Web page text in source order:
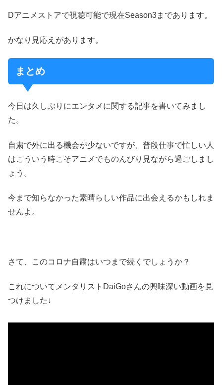
Dアニメストアで視聴可能で現在Season3まであります。
かなり見応えがあります。
まとめ
今日は久しぶりにエンタメに関する記事を書いてみまし
た。
自粛で外に出る機会が少ないですが、普段仕事で忙しい人
はこういう時こそアニメでものんびり見ながら過ごしまし
ょう。
今まで知らなかった素晴らしい作品に出会えるかもしれま
せんよ。
さて、このコロナ自粛はいつまで続くでしょうか？
これについてメンタリストDaiGoさんの興味深い動画を見
つけました↓